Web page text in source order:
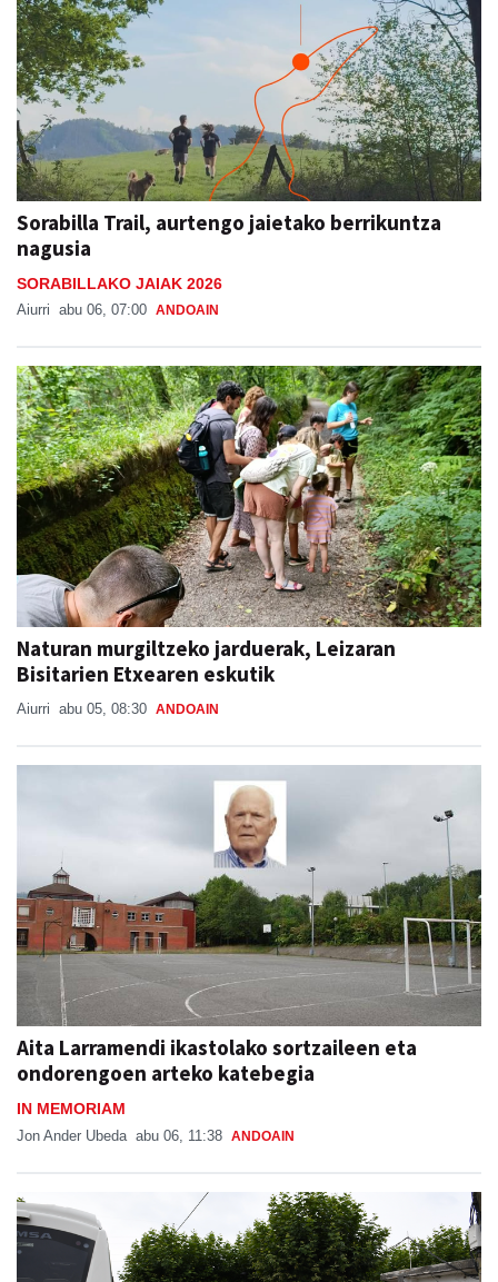
Sorabilla Trail, aurtengo jaietako berrikuntza
nagusia
SORABILLAKO JAIAK 2026
Aiurri abu 06, 07:00 ANDOAIN
Naturan murgiltzeko jarduerak, Leizaran
Bisitarien Etxearen eskutik
Aiurri abu 05, 08:30 ANDOAIN
Aita Larramendi ikastolako sortzaileen eta
ondorengoen arteko katebegia
IN MEMORIAM
Jon Ander Ubeda abu 06, 11:38 ANDOAIN